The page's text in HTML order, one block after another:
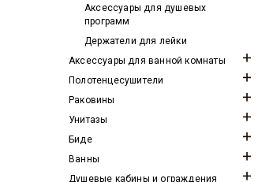
Аксессуары для душевых
программ
Держатели для лейки
Аксессуары для ванной комнаты
Полотенцесушители
Раковины
Унитазы
Биде
Ванны
Душевые кабины и ограждения